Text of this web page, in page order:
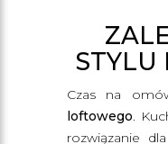
STYLU
Czas na
loftowego.
rozwiązanie